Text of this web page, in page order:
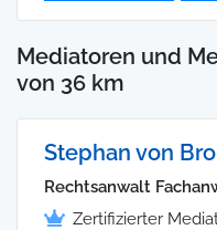
Mediatoren und
von 36 km
Stephan von
Rechtsanwalt
Zertifizierter